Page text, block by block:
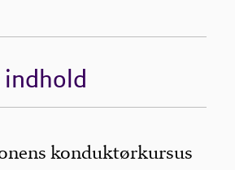
konduktørkursus